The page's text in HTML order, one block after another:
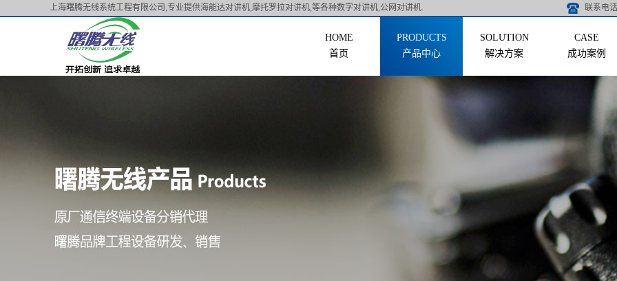
上海曙腾无线系统工程有限公司,专业提供海能达对讲机,摩托罗拉对讲机,等各种数字对讲机,公网对讲机. 联系电
首页 产品中心 解决方案 成功案例